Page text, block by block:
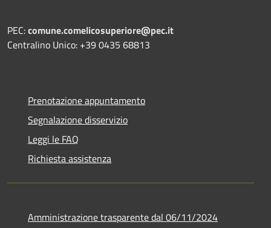
PEC:comune.comelicosuperiore@pec.it
Centralino Unico: +39 0435 68813
Prenotazione appuntamento
Segnalazione disservizio
Leggi le FAQ
Richiesta assistenza
Amministrazione trasparente dal 06/11/2024